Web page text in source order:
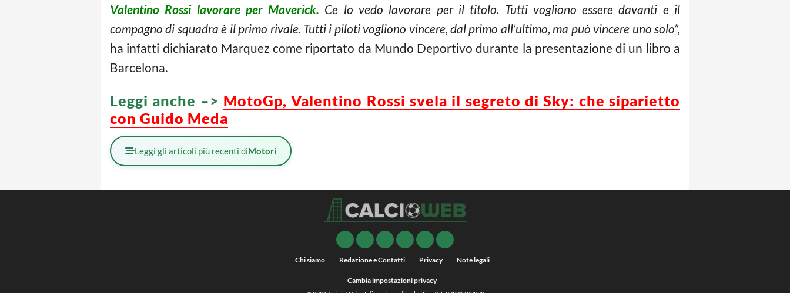
Valentino Rossi lavorare per Maverick. Ce lo vedo lavorare per il titolo. Tutti vogliono essere davanti e il
compagno di squadra è il primo rivale. Tutti i piloti vogliono vincere, dal primo all’ultimo, ma può vincere uno solo”,
ha infatti dichiarato Marquez come riportato da Mundo Deportivo durante la presentazione di un libro a
Barcelona.
Leggi anche –> MotoGp, Valentino Rossi svela il segreto di Sky: che siparietto
con Guido Meda
Leggi gli articoli più recenti diMotori
Chi siamo Redazione e Contatti Privacy Note legali
Cambia impostazioni privacy